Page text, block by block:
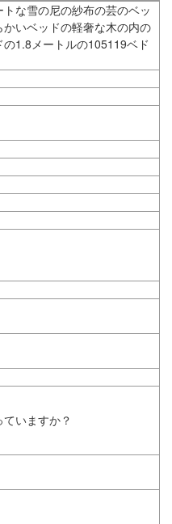
な雪の尼の紗布の芸のベッ
かいベッドの軽奢な木の内の
1.8メートルの105119ベド
いますか？